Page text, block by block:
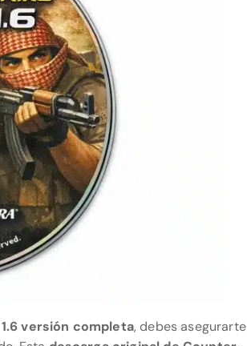
versión completa, debes asegurarte